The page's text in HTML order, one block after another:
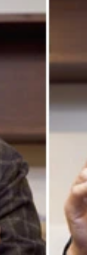
論客・白井聡氏
論客・白井聡氏